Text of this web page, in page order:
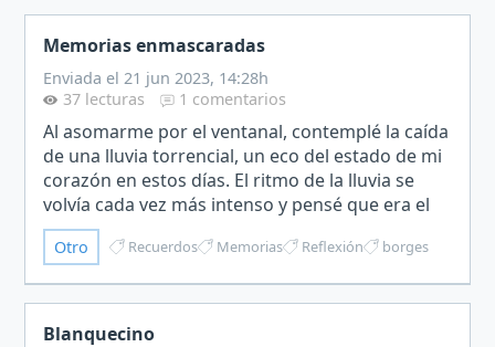
Memorias enmascaradas
Enviada el 21 jun 2023, 14:28h
37 lecturas
1 comentarios
Al asomarme por el ventanal, contemplé la caída
de una lluvia torrencial, un eco del estado de mi
corazón en estos días. El ritmo de la lluvia se
volvía cada vez más intenso y pensé que era el
confidente perfecto para un alma
destrozada.Despl…
Otro Recuerdos Memorias Reflexión borges
Blanquecino